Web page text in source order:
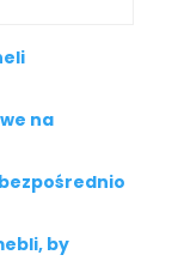
na
by